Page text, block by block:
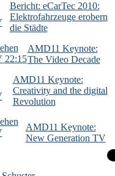
Bericht: eCarTec 2010:
Elektrofahrzeuge erobern
die Städte
22:15
AMD11 Keynote:
The Video Decade
AMD11 Keynote:
Creativity and the digital
Revolution
AMD11 Keynote:
New Generation TV